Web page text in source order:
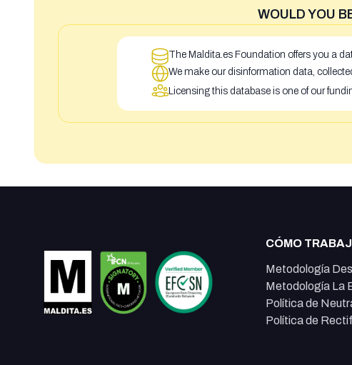
WOULD YOU
The Maldita.es Foundation offers you a
We make our disinformation data,
Licensing this database is one of our
CÓMO
Metodología
Metodología La
Política de
Política de